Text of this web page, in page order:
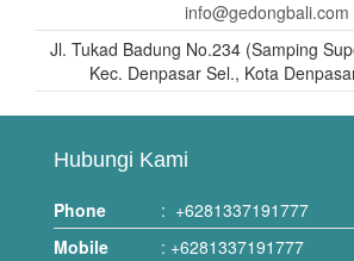
info@gedongbali.com
Jl. Tukad Badung No.234 (Samping
Kec. Denpasar Sel., Kota
Hubungi Kami
Phone : +6281337191777
Mobile
: +6281337191777